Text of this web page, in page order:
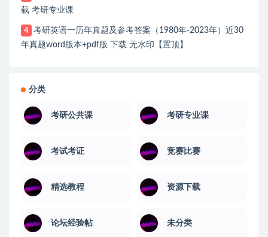
载 考研专业课
4
考研英语一历年真题及参考答案（1980年-2023年）近30
年真题word版本+pdf版 下载 无水印【置顶】
分类
考研公共课 考研专业课
考试考证 竞赛比赛
精选教程 资源下载
论坛经验帖 未分类